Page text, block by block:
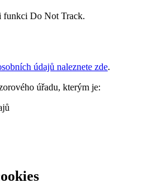
funkci Do Not Track.
údajů naleznete zde.
úřadu, kterým je: